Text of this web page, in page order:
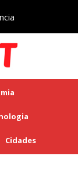
Cidades